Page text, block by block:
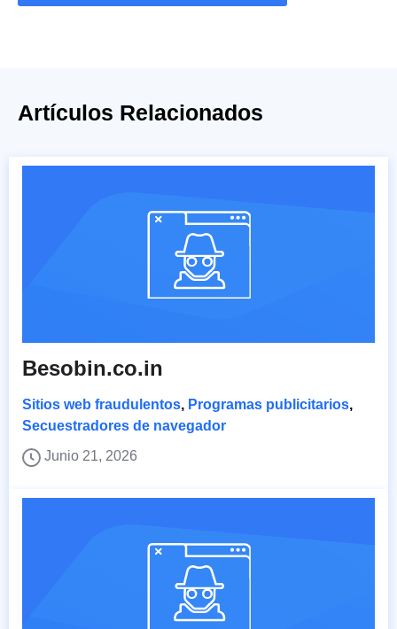
Artículos Relacionados
Besobin.co.in
Sitios web fraudulentos, Programas publicitarios,
Secuestradores de navegador
Junio 21, 2026